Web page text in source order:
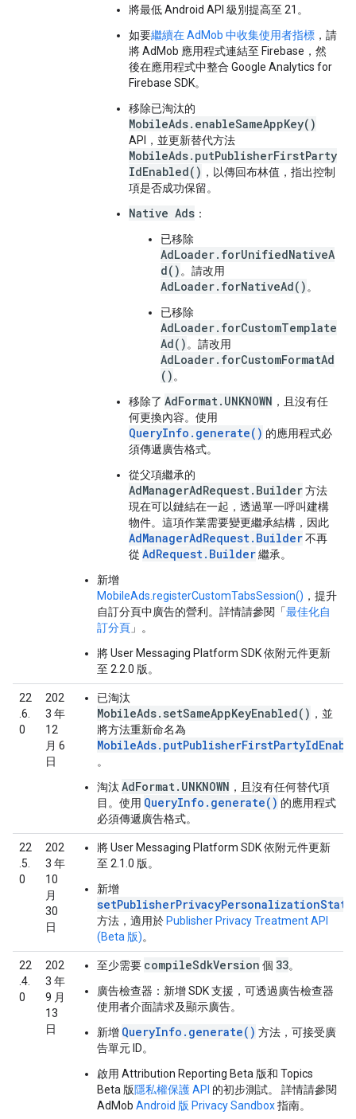
將最低 Android API 級別提高至 21。
如要繼續在 AdMob 中收集使用者指標 ，請
將 AdMob 應用程式連結至 Firebase，然
後在應用程式中整合 Google Analytics for
Firebase SDK。
移除已淘汰的
MobileAds.enableSameAppKey()
API，並更新替代方法
MobileAds.putPublisherFirstParty
IdEnabled() ，以傳回布林值，指出控制
項是否成功保留。
Native Ads ：
已移除
AdLoader.forUnifiedNativeA
d() 。請改用
AdLoader.forNativeAd() 。
已移除
AdLoader.forCustomTemplate
Ad() 。請改用
AdLoader.forCustomFormatAd
() 。
移除了 AdFormat.UNKNOWN ，且沒有任
何更換內容。使用
QueryInfo.generate() 的應用程式必
須傳遞廣告格式。
從父項繼承的
AdManagerAdRequest.Builder方法
現在可以鏈結在一起，透過單一呼叫建構
物件。這項作業需要變更繼承結構，因此
AdManagerAdRequest.Builder不再
從 AdRequest.Builder繼承。
新增
MobileAds.registerCustomTabsSession() ，提升
自訂分頁中廣告的營利。詳情請參閱「最佳化自
訂分頁 」。
將 User Messaging Platform SDK 依附元件更新
至 2.2.0 版。
22
.6.
0
202
3 年
12
月 6
日
已淘汰
MobileAds.setSameAppKeyEnabled() ，並
將方法重新命名為
。
淘汰 AdFormat.UNKNOWN ，且沒有任何替代項
目。使用 QueryInfo.generate() 的應用程式
必須傳遞廣告格式。
22
.5.
0
202
3 年
10
月
30
日
將 User Messaging Platform SDK 依附元件更新
至 2.1.0 版。
新增
方法，適用於 Publisher Privacy Treatment API
(Beta 版)。
22
.4.
0
202
3 年
9 月
13
日
至少需要 compileSdkVersion 個 33。
廣告檢查器： 新增 SDK 支援，可透過廣告檢查器
使用者介面請求及顯示廣告。
新增 QueryInfo.generate() 方法，可接受廣
告單元 ID。
啟用 Attribution Reporting Beta 版和 Topics
Beta 版隱私權保護 API 的初步測試。 詳情請參閱
AdMob Android 版 Privacy Sandbox指南。